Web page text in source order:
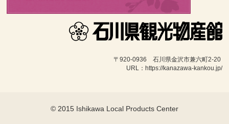
〒920-0936　石川県金沢市兼六町2-20
URL：https://kanazawa-kankou.jp/
© 2015 Ishikawa Local Products Center